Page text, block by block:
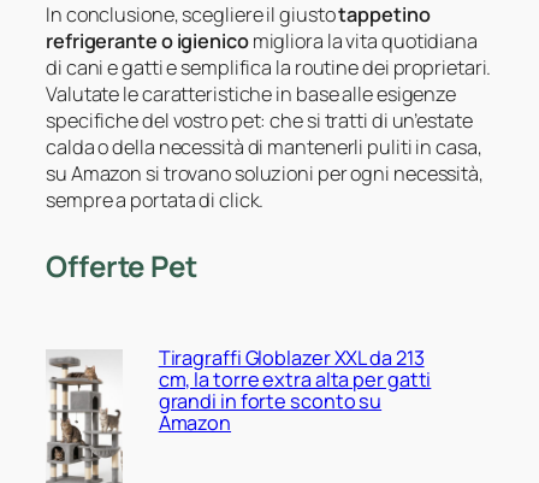
In conclusione, scegliere il giustotappetino
refrigerante o igienicomigliora la vita quotidiana
di cani e gatti e semplifica la routine dei proprietari.
Valutate le caratteristiche in base alle esigenze
specifiche del vostro pet: che si tratti di un’estate
calda o della necessità di mantenerli puliti in casa,
su Amazon si trovano soluzioni per ogni necessità,
sempre a portata di click.
Offerte Pet
Tiragraffi Globlazer XXL da 213
cm, la torre extra alta per gatti
grandi in forte sconto su
Amazon